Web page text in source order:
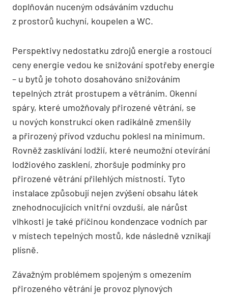
doplňován nuceným odsáváním vzduchu
z prostorů kuchyní, koupelen a WC.
Perspektivy nedostatku zdrojů energie a rostoucí
ceny energie vedou ke snižování spotřeby energie
– u bytů je tohoto dosahováno snižováním
tepelných ztrát prostupem a větráním. Okenní
spáry, které umožňovaly přirozené větrání, se
u nových konstrukcí oken radikálně zmenšily
a přirozený přívod vzduchu poklesl na minimum.
Rovněž zasklívání lodžií, které neumožní otevírání
lodžiového zasklení, zhoršuje podmínky pro
přirozené větrání přilehlých místností. Tyto
instalace způsobují nejen zvýšení obsahu látek
znehodnocujících vnitřní ovzduší, ale nárůst
vlhkosti je také příčinou kondenzace vodních par
v místech tepelných mostů, kde následně vznikají
plísně.
Závažným problémem spojeným s omezením
přirozeného větrání je provoz plynových